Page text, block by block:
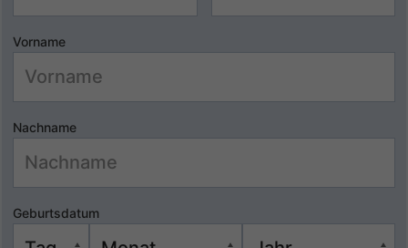
Vorname
Nachname
Geburtsdatum